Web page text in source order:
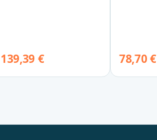
139,39 € 78,70 €